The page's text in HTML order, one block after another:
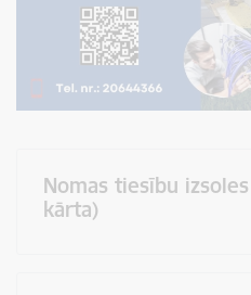
Nomas tiesību
kārta)